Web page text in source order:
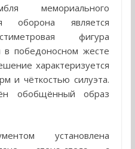
мемориального
оборона является
фигура
в победоносном жесте
характеризуется
и чёткостью силуэта.
обобщённый образ
установлена